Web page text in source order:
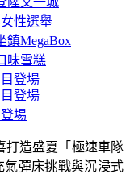
場
打造盛夏「極速車隊
彈床挑戰與沉浸式